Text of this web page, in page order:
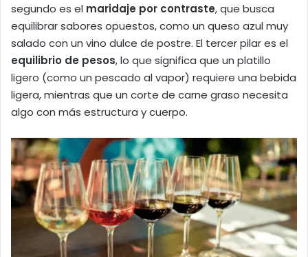
segundo es el maridaje por contraste, que busca
equilibrar sabores opuestos, como un queso azul muy
salado con un vino dulce de postre. El tercer pilar es el
equilibrio de pesos, lo que significa que un platillo
ligero (como un pescado al vapor) requiere una bebida
ligera, mientras que un corte de carne graso necesita
algo con más estructura y cuerpo.